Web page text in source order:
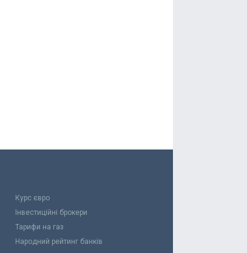
Курс євро
Інвестиційні брокери
Тарифи на газ
Народний рейтинг банків